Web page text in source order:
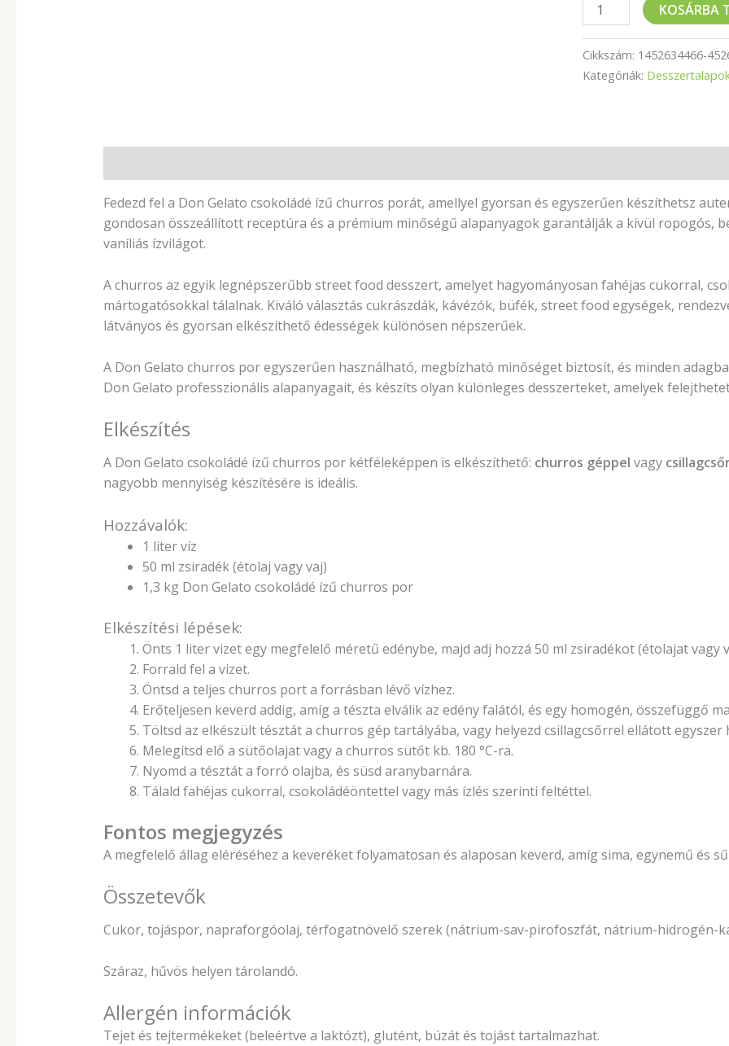
KOSÁRBA
Cikkszám: 1452634466-
Kategóriák:
Fedezd fel a Don Gelato csokoládé ízű churros porát, amellyel gyorsan és egyszerűen készíthetsz
gondosan összeállított receptúra és a prémium minőségű alapanyagok garantálják a kívül ropogós,
vaníliás ízvilágot.
A churros az egyik legnépszerűbb street food desszert, amelyet hagyományosan fahéjas cukorral,
mártogatósokkal tálalnak. Kiváló választás cukrászdák, kávézók, büfék, street food egységek,
látványos és gyorsan elkészíthető édességek különösen népszerűek.
A Don Gelato churros por egyszerűen használható, megbízható minőséget biztosít, és minden
Don Gelato professzionális alapanyagait, és készíts olyan különleges desszerteket, amelyek
Elkészítés
A Don Gelato csokoládé ízű churros por kétféleképpen is elkészíthető: churros géppel vagy
nagyobb mennyiség készítésére is ideális.
Hozzávalók:
1 liter víz
50 ml zsiradék (étolaj vagy vaj)
1,3 kg Don Gelato csokoládé ízű churros por
Elkészítési lépések:
Önts 1 liter vizet egy megfelelő méretű edénybe, majd adj hozzá 50 ml zsiradékot (étolajat vagy
Forrald fel a vizet.
Öntsd a teljes churros port a forrásban lévő vízhez.
Erőteljesen keverd addig, amíg a tészta elválik az edény falától, és egy homogén, összefüggő
Töltsd az elkészült tésztát a churros gép tartályába, vagy helyezd csillagcsőrrel ellátott egyszer
Melegítsd elő a sütőolajat vagy a churros sütőt kb. 180 °C-ra.
Nyomd a tésztát a forró olajba, és süsd aranybarnára.
Tálald fahéjas cukorral, csokoládéöntettel vagy más ízlés szerinti feltéttel.
Fontos megjegyzés
A megfelelő állag eléréséhez a keveréket folyamatosan és alaposan keverd, amíg sima, egynemű és
Összetevők
Cukor, tojáspor, napraforgóolaj, térfogatnövelő szerek (nátrium-sav-pirofoszfát, nátrium-hidrogén-
Száraz, hűvös helyen tárolandó.
Allergén információk
Tejet és tejtermékeket (beleértve a laktózt), glutént, búzát és tojást tartalmazhat.